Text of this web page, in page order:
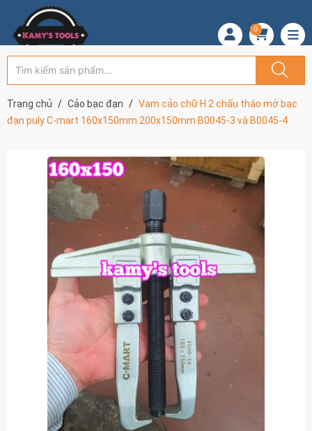
0
Trang chủ Cảo bạc đạn
Vam cảo chữ H 2 chấu tháo mở bạc
đạn puly C-mart 160x150mm 200x150mm B0045-3 và B0045-4